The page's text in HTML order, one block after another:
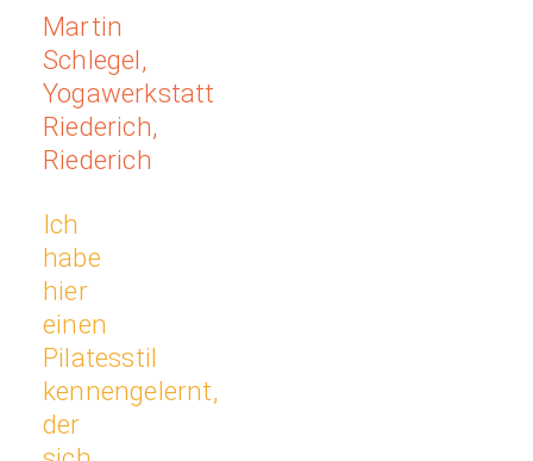
Martin
Schlegel,
Yogawerkstatt
Riederich,
Riederich
Ich
habe
hier
einen
Pilatesstil
kennengelernt,
der